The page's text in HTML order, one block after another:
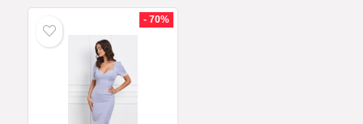
300 lei.
- 70%